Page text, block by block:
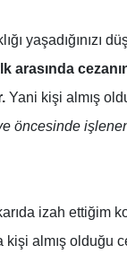
yaşadığınızı
arasında
Yani kişi almış
öncesinde
izah ettiğim
kişi almış olduğu